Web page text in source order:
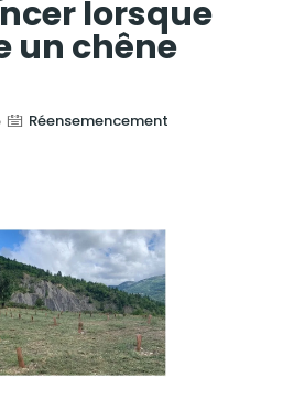
lorsque
un chêne
Réensemencement